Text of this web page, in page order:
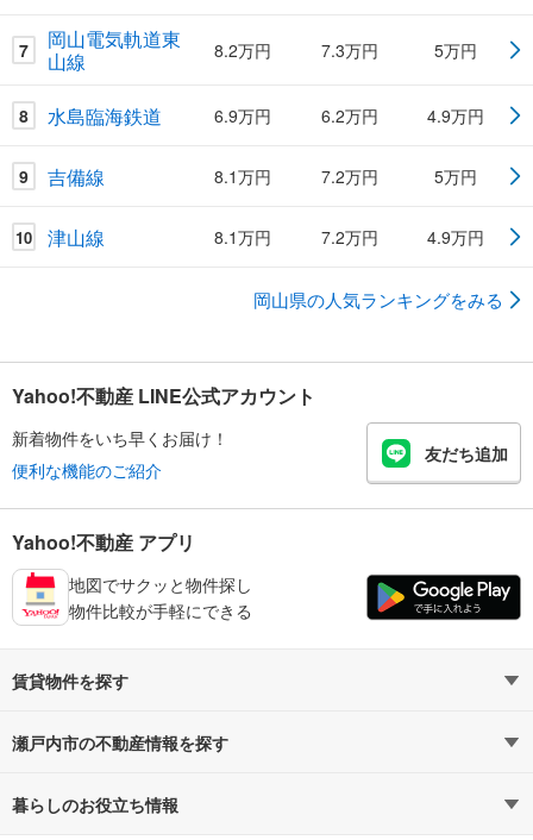
7
岡山電気軌道東
山線
8.2万円 7.3万円 5万円
8 水島臨海鉄道 6.9万円 6.2万円 4.9万円
9 吉備線 8.1万円 7.2万円 5万円
10 津山線 8.1万円 7.2万円 4.9万円
岡山県の人気ランキングをみる
Yahoo!不動産 LINE公式アカウント
新着物件をいち早くお届け！
便利な機能のご紹介
友だち追加
Yahoo!不動産 アプリ
地図でサクッと物件探し
物件比較が手軽にできる
賃貸物件を探す
路線・駅から探す
通勤時間から探す
瀬戸内市の不動産情報を探す
不動産・住宅
暮らしのお役立ち情報